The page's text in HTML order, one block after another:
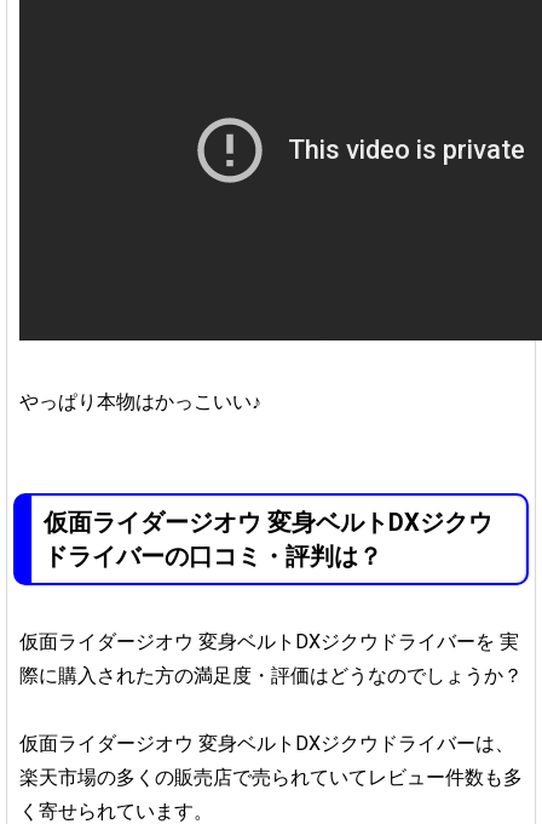
やっぱり本物はかっこいい♪
仮面ライダージオウ 変身ベルトDXジクウ
ドライバーの口コミ・評判は？
仮面ライダージオウ 変身ベルトDXジクウドライバーを 実
際に購入された方の満足度・評価はどうなのでしょうか？
仮面ライダージオウ 変身ベルトDXジクウドライバーは、
楽天市場の多くの販売店で売られていてレビュー件数も多
く寄せられています。